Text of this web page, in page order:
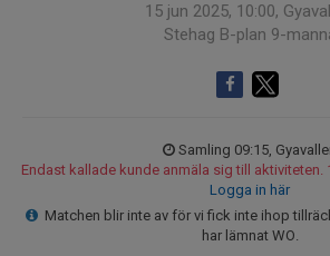
15 jun 2025, 10:00,
Stehag B-plan 9-
Samling 09:15,
Endast kallade kunde anmäla sig till aktiviteten.
Logga in här
Matchen blir inte av för vi fick inte ihop
har lämnat WO.